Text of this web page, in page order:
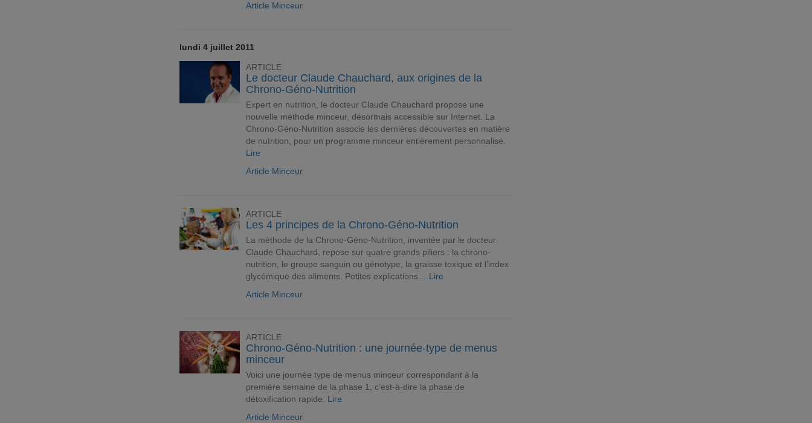
Article Minceur
lundi 4 juillet 2011
ARTICLE
Le docteur Claude Chauchard, aux origines de la
Chrono-Géno-Nutrition
Expert en nutrition, le docteur Claude Chauchard propose une
nouvelle méthode minceur, désormais accessible sur Internet. La
Chrono-Géno-Nutrition associe les dernières découvertes en matière
de nutrition, pour un programme minceur entièrement personnalisé.
Lire
Article Minceur
ARTICLE
Les 4 principes de la Chrono-Géno-Nutrition
La méthode de la Chrono-Géno-Nutrition, inventée par le docteur
Claude Chauchard, repose sur quatre grands piliers : la chrono-
nutrition, le groupe sanguin ou génotype, la graisse toxique et l’index
glycémique des aliments. Petites explications… Lire
Article Minceur
ARTICLE
Chrono-Géno-Nutrition : une journée-type de menus
minceur
Voici une journée type de menus minceur correspondant à la
première semaine de la phase 1, c’est-à-dire la phase de
détoxification rapide. Lire
Article Minceur